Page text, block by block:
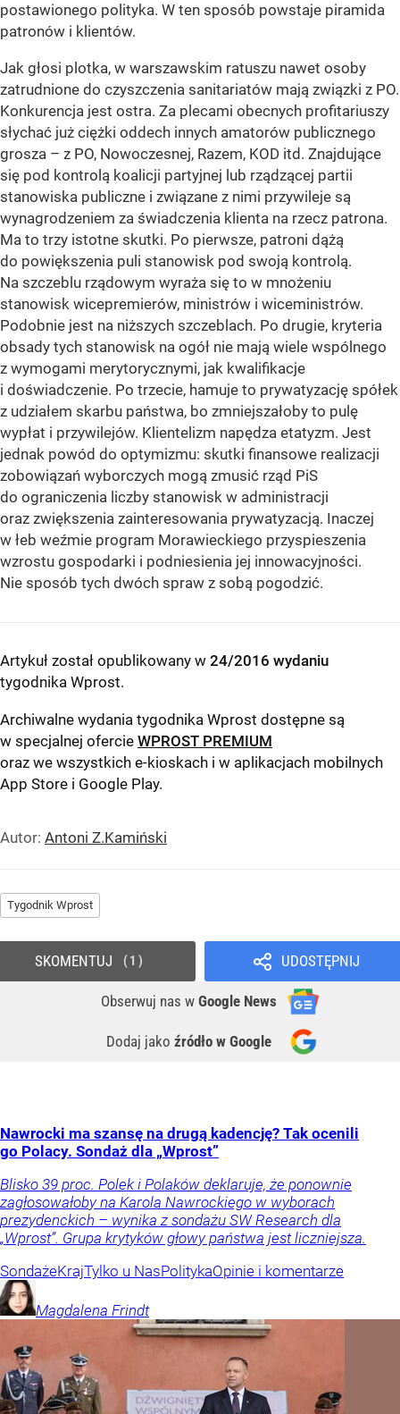
postawionego polityka. W ten sposób powstaje piramida
patronów i klientów.
Jak głosi plotka, w warszawskim ratuszu nawet osoby
zatrudnione do czyszczenia sanitariatów mają związki z PO.
Konkurencja jest ostra. Za plecami obecnych profitariuszy
słychać już ciężki oddech innych amatorów publicznego
grosza – z PO, Nowoczesnej, Razem, KOD itd. Znajdujące
się pod kontrolą koalicji partyjnej lub rządzącej partii
stanowiska publiczne i związane z nimi przywileje są
wynagrodzeniem za świadczenia klienta na rzecz patrona.
Ma to trzy istotne skutki. Po pierwsze, patroni dążą
do powiększenia puli stanowisk pod swoją kontrolą.
Na szczeblu rządowym wyraża się to w mnożeniu
stanowisk wicepremierów, ministrów i wiceministrów.
Podobnie jest na niższych szczeblach. Po drugie, kryteria
obsady tych stanowisk na ogół nie mają wiele wspólnego
z wymogami merytorycznymi, jak kwalifikacje
i doświadczenie. Po trzecie, hamuje to prywatyzację spółek
z udziałem skarbu państwa, bo zmniejszałoby to pulę
wypłat i przywilejów. Klientelizm napędza etatyzm. Jest
jednak powód do optymizmu: skutki finansowe realizacji
zobowiązań wyborczych mogą zmusić rząd PiS
do ograniczenia liczby stanowisk w administracji
oraz zwiększenia zainteresowania prywatyzacją. Inaczej
w łeb weźmie program Morawieckiego przyspieszenia
wzrostu gospodarki i podniesienia jej innowacyjności.
Nie sposób tych dwóch spraw z sobą pogodzić.
Artykuł został opublikowany w 24/2016 wydaniu
tygodnika Wprost.
Archiwalne wydania tygodnika Wprost dostępne są
w specjalnej ofercie WPROST PREMIUM
oraz we wszystkich e-kioskach i w aplikacjach mobilnych
App Store i Google Play.
Autor: Antoni Z.Kamiński
Tygodnik Wprost
UDOSTĘPNIJ
Obserwuj nas w Google News
Dodaj jako źródło w Google
SKOMENTUJ 1
Nawrocki ma szansę na drugą kadencję? Tak ocenili
go Polacy. Sondaż dla „Wprost”
Blisko 39 proc. Polek i Polaków deklaruje, że ponownie
zagłosowałoby na Karola Nawrockiego w wyborach
prezydenckich – wynika z sondażu SW Research dla
„Wprost”. Grupa krytyków głowy państwa jest liczniejsza.
SondażeKrajTylko u NasPolitykaOpinie i komentarze
Magdalena Frindt